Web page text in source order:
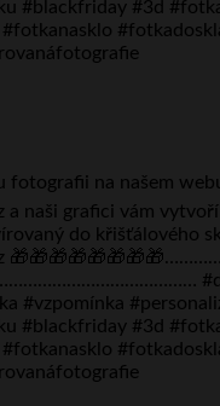
fotografii na našem
naši grafici vám
do křišťálového
#vzpomínka
#blackfriday #3d